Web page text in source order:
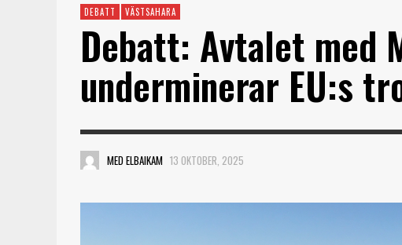
DEBATT VÄSTSAHARA
Debatt: Avtalet med
underminerar EU:s
MED ELBAIKAM 13 OKTOBER, 2025